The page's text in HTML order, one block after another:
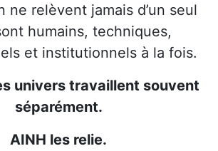
ne relèvent jamais d’un seul
humains, techniques,
et institutionnels à la fois.
univers travaillent souvent
séparément.
AINH les relie.